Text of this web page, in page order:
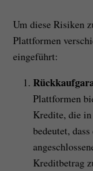
Um diese Risiken
Plattformen
eingeführt:
Plattformen
Kredite, die in
bedeutet,
Kreditbetrag